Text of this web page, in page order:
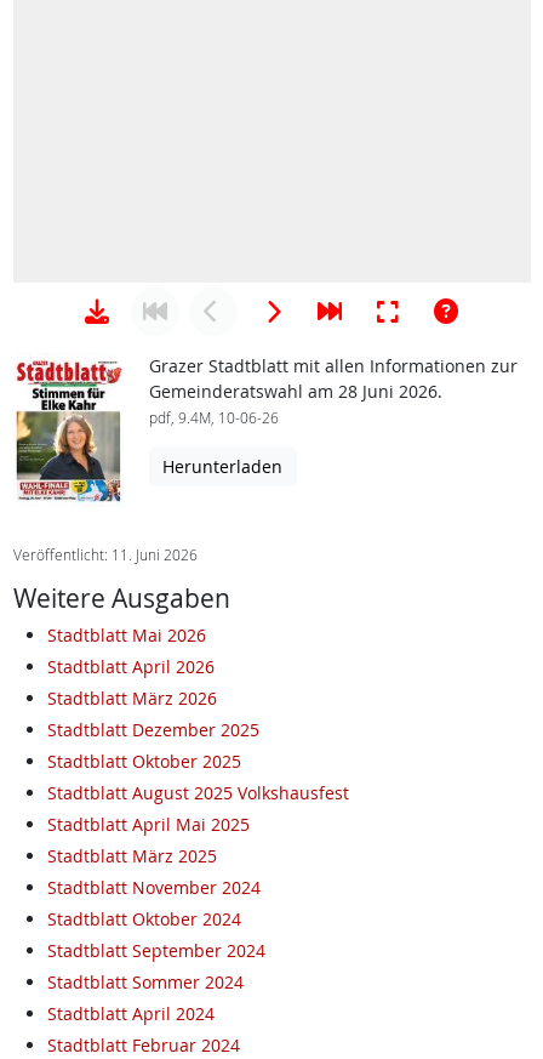
Grazer Stadtblatt mit allen Informationen zur
Gemeinderatswahl am 28 Juni 2026.
pdf, 9.4M, 10-06-26
Herunterladen
Veröffentlicht: 11. Juni 2026
Weitere Ausgaben
Stadtblatt Mai 2026
Stadtblatt April 2026
Stadtblatt März 2026
Stadtblatt Dezember 2025
Stadtblatt Oktober 2025
Stadtblatt August 2025 Volkshausfest
Stadtblatt April Mai 2025
Stadtblatt März 2025
Stadtblatt November 2024
Stadtblatt Oktober 2024
Stadtblatt September 2024
Stadtblatt Sommer 2024
Stadtblatt April 2024
Stadtblatt Februar 2024